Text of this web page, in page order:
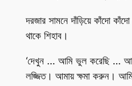
দরজার সামনে দাঁড়িয়ে কাঁদো
থাকে শিহাব।
‘দেখুন … আমি ভুল করেছি …
লজ্জিত। আমায় ক্ষমা করুন।